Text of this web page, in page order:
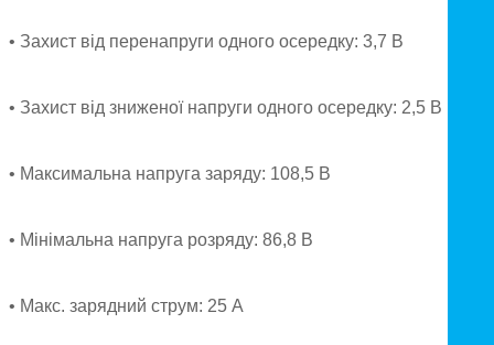
• Захист від перенапруги одного осередку: 3,7 В
• Захист від зниженої напруги одного осередку: 2,5 В
• Максимальна напруга заряду: 108,5 В
• Мінімальна напруга розряду: 86,8 В
• Макс. зарядний струм: 25 А